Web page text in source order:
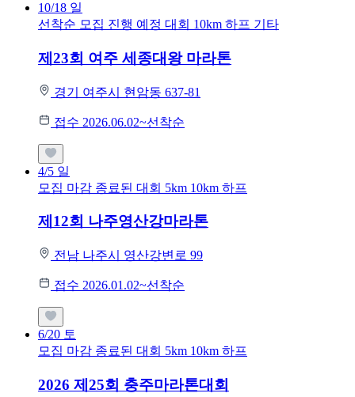
10/18 일
선착순 모집 진행 예정 대회 10km 하프 기타
제23회 여주 세종대왕 마라톤
경기 여주시 현암동 637-81
접수 2026.06.02~선착순
4/5 일
모집 마감 종료된 대회 5km 10km 하프
제12회 나주영산강마라톤
전남 나주시 영산강변로 99
접수 2026.01.02~선착순
6/20 토
모집 마감 종료된 대회 5km 10km 하프
2026 제25회 충주마라톤대회